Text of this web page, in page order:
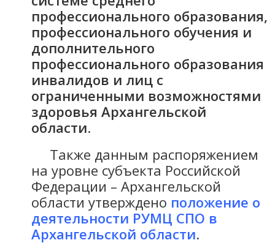
профессионального образования,
профессионального обучения и
дополнительного
профессионального образования
инвалидов и лиц с
ограниченными возможностями
здоровья Архангельской
области.
Также данным распоряжением
на уровне субъекта Российской
Федерации – Архангельской
области утверждено положение о
деятельности РУМЦ СПО в
Архангельской области.